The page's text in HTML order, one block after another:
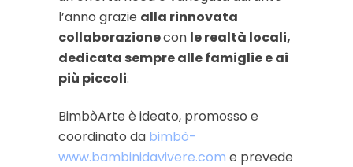
l’anno grazie alla rinnovata
collaborazionecon le realtà locali,
dedicata sempre alle famiglie e ai
più piccoli.
BimbòArte è ideato, promosso e
coordinato da bimbò-
www.bambinidavivere.com e prevede